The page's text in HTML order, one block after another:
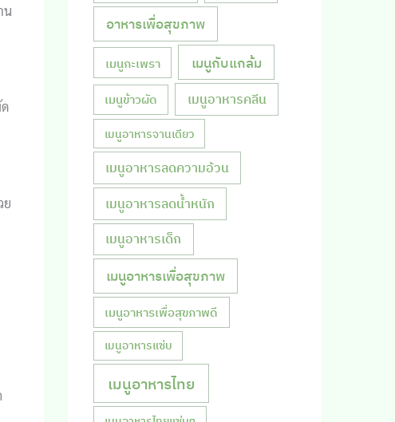
น
ย
อาหารเพื่อสุขภาพ
เมนูกะเพรา เมนูกับแกล้ม
เมนูข้าวผัด เมนูอาหารคลีน
เมนูอาหารจานเดียว
เมนูอาหารลดความอ้วน
เมนูอาหารลดน้ำหนัก
เมนูอาหารเด็ก
เมนูอาหารเพื่อสุขภาพ
เมนูอาหารเพื่อสุขภาพดี
เมนูอาหารแซ่บ
เมนูอาหารไทย